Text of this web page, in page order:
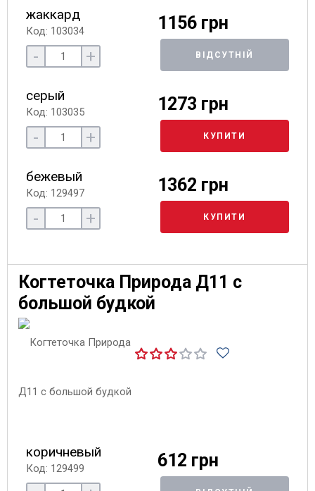
жаккард
Код: 103034 1156 грн
- + ВІДСУТНІЙ
серый
Код: 103035 1273 грн
- + КУПИТИ
бежевый
Код: 129497 1362 грн
- + КУПИТИ
Когтеточка Природа Д11 с
большой будкой
коричневый
Код: 129499 612 грн